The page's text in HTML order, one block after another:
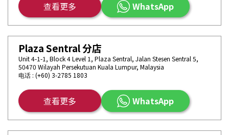
查看更多 WhatsApp
Plaza Sentral 分店
Unit 4-1-1, Block 4 Level 1, Plaza Sentral, Jalan Stesen Sentral 5,
50470 Wilayah Persekutuan Kuala Lumpur, Malaysia
电话 : (+60) 3-2785 1803
查看更多 WhatsApp